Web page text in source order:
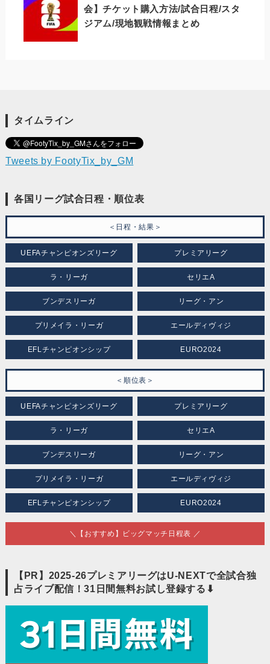
会】チケット購入方法/試合日程/スタ
ジアム/現地観戦情報まとめ
タイムライン
Tweets by FootyTix_by_GM
各国リーグ試合日程・順位表
＜日程・結果＞
UEFAチャンピオンズリーグ プレミアリーグ
ラ・リーガ セリエA
ブンデスリーガ リーグ・アン
プリメイラ・リーガ エールディヴィジ
EFLチャンピオンシップ EURO2024
＜順位表＞
UEFAチャンピオンズリーグ プレミアリーグ
ラ・リーガ セリエA
ブンデスリーガ リーグ・アン
プリメイラ・リーガ エールディヴィジ
EFLチャンピオンシップ EURO2024
＼【おすすめ】ビッグマッチ日程表 ／
【PR】2025-26プレミアリーグはU-NEXTで全試合独
占ライブ配信！31日間無料お試し登録する⬇︎